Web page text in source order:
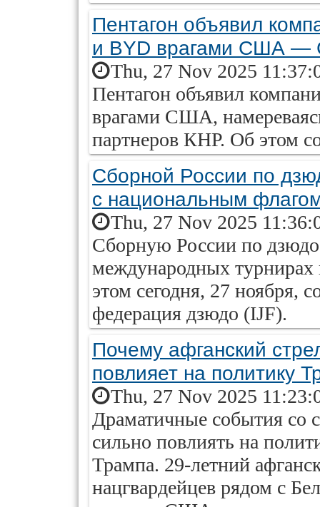
Пентагон объявил
и BYD врагами США
Thu, 27 Nov 2025
Пентагон объявил
врагами США,
партнеров КНР. Об этом
Сборной России по
с национальным
Thu, 27 Nov 2025
Сборную России по
международных
этом сегодня, 27 ноября,
федерация дзюдо (IJF).
Почему афганский
повлияет на политику
Thu, 27 Nov 2025
Драматичные события со
сильно повлиять на
Трампа. 29-летний
нацгвардейцев рядом с